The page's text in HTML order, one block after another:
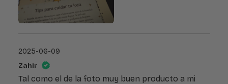
2025-06-09
Zahir
Tal como el de la foto muy buen producto a mi